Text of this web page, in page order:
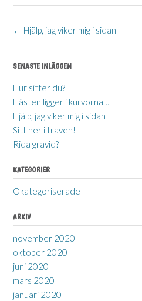
Post
navigation
← Hjälp, jag viker mig i sidan
SENASTE INLÄGGEN
Hur sitter du?
Hästen ligger i kurvorna…
Hjälp, jag viker mig i sidan
Sitt ner i traven!
Rida gravid?
KATEGORIER
Okategoriserade
ARKIV
november 2020
oktober 2020
juni 2020
mars 2020
januari 2020